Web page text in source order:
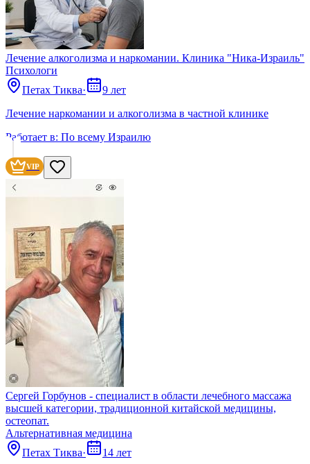
Лечение алкоголизма и наркомании. Клиника "Ника-Израиль"
Психологи
Петах Тиква·
9 лет
Лечение наркомании и алкоголизма в частной клинике
Работает в: По всему Израилю
VIP
Сергей Горбунов - специалист в области лечебного массажа
высшей категории, традиционной китайской медицины,
остеопат.
Альтернативная медицина
Петах Тиква·
14 лет